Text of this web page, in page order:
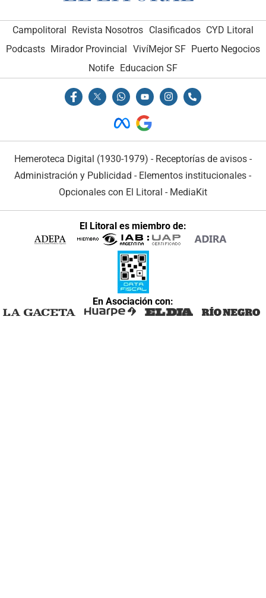
Campolitoral Revista Nosotros Clasificados CYD Litoral
Podcasts Mirador Provincial VivíMejor SF Puerto Negocios
Notife Educacion SF
Hemeroteca Digital (1930-1979) - Receptorías de avisos -
Administración y Publicidad - Elementos institucionales -
Opcionales con El Litoral - MediaKit
El Litoral es miembro de:
En Asociación con: